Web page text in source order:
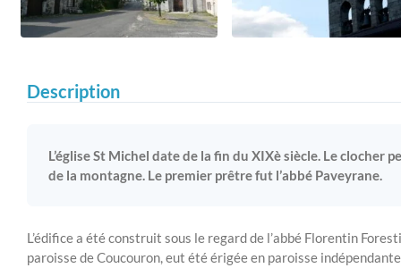
Description
L’église St Michel date de la fin du XIXè siècle. Le clocher
de la montagne. Le premier prêtre fut l’abbé Paveyrane.
L’édifice a été construit sous le regard de l’abbé Florentin
paroisse de Coucouron, eut été érigée en paroisse